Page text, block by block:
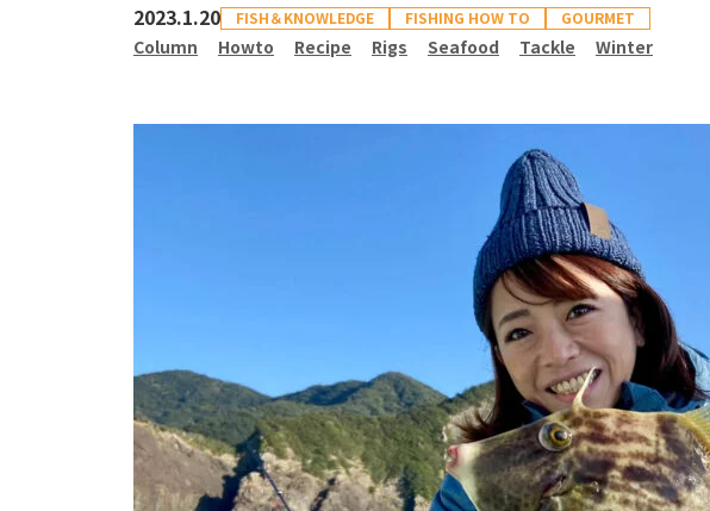
2023.1.20 FISH＆KNOWLEDGE FISHING HOW TO GOURMET
Column Howto Recipe Rigs Seafood Tackle Winter